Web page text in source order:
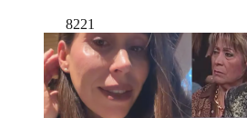
8221